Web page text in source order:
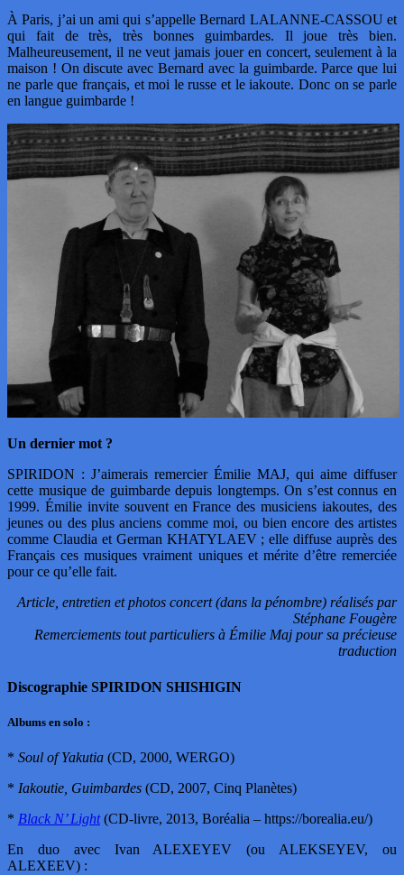
À Paris, j’ai un ami qui s’appelle Bernard LALANNE-CASSOU et
qui fait de très, très bonnes guimbardes. Il joue très bien.
Malheureusement, il ne veut jamais jouer en concert, seulement à la
maison ! On discute avec Bernard avec la guimbarde. Parce que lui
ne parle que français, et moi le russe et le iakoute. Donc on se parle
en langue guimbarde !
Un dernier mot ?
SPIRIDON : J’aimerais remercier Émilie MAJ, qui aime diffuser
cette musique de guimbarde depuis longtemps. On s’est connus en
1999. Émilie invite souvent en France des musiciens iakoutes, des
jeunes ou des plus anciens comme moi, ou bien encore des artistes
comme Claudia et German KHATYLAEV ; elle diffuse auprès des
Français ces musiques vraiment uniques et mérite d’être remerciée
pour ce qu’elle fait.
Article, entretien et photos concert (dans la pénombre) réalisés par
Stéphane Fougère
Remerciements tout particuliers à Émilie Maj pour sa précieuse
traduction
Discographie SPIRIDON SHISHIGIN
Albums en solo :
* Soul of Yakutia (CD, 2000, WERGO)
* Iakoutie, Guimbardes (CD, 2007, Cinq Planètes)
* Black N’ Light(CD-livre, 2013, Boréalia – https://borealia.eu/)
En duo avec Ivan ALEXEYEV (ou ALEKSEYEV, ou
ALEXEEV) :